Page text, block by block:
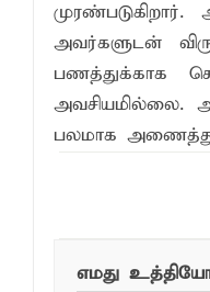
அவர்களுடன்
பணத்துக்காக
அவசியமில்லை.
பலமாக
எமது